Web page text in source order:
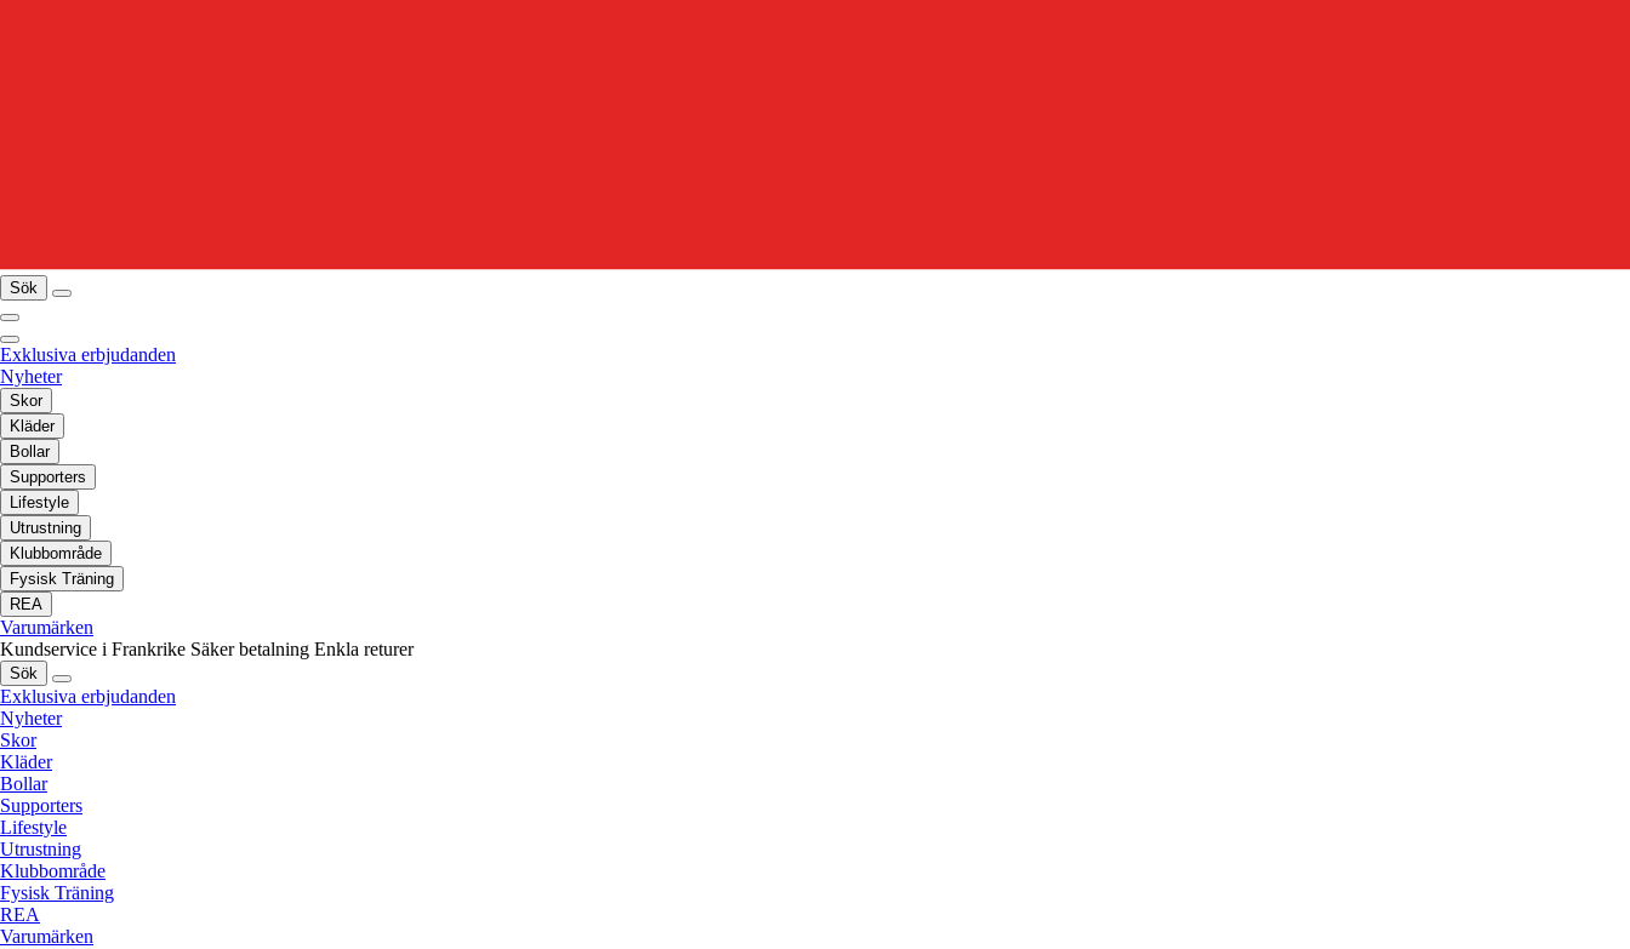
Sök
Exklusiva erbjudanden
Nyheter
Skor
Kläder
Bollar
Supporters
Lifestyle
Utrustning
Klubbområde
Fysisk Träning
REA
Varumärken
Kundservice i Frankrike Säker betalning Enkla returer
Sök
Exklusiva erbjudanden
Nyheter
Skor
Kläder
Bollar
Supporters
Lifestyle
Utrustning
Klubbområde
Fysisk Träning
REA
Varumärken